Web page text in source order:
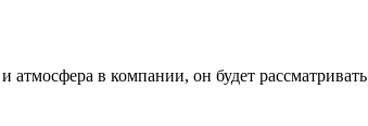
в компании, он будет